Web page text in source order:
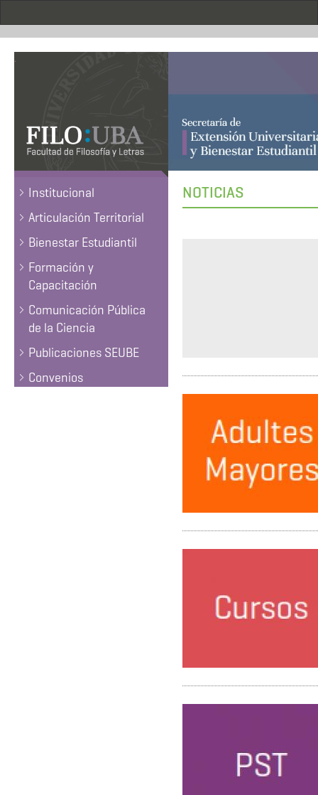
.
Institucional
Articulación Territorial
Bienestar Estudiantil
Formación y
Capacitación
Comunicación Pública
de la Ciencia
Publicaciones SEUBE
Convenios
NOTICIAS